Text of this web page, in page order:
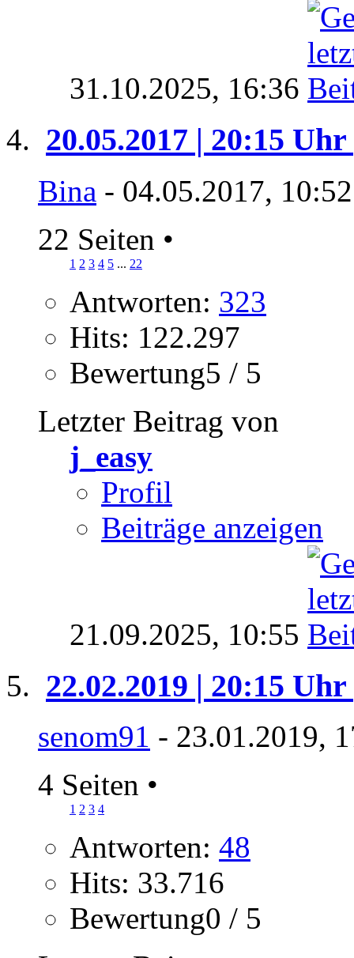
31.10.2025, 16:36
20.05.2017 | 20:15
Bina - 04.05.2017,
22 Seiten •
1 2 3 4 5 ... 22
Antworten: 323
Hits: 122.297
Bewertung5 / 5
Letzter Beitrag von
j_easy
Profil
Beiträge anzeigen
21.09.2025, 10:55
22.02.2019 | 20:15
senom91 - 23.01.2019,
4 Seiten •
1 2 3 4
Antworten: 48
Hits: 33.716
Bewertung0 / 5